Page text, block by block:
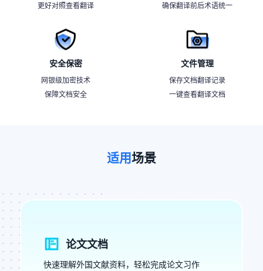
更好对照查看翻译
确保翻译前后术语统一
安全保密
网银级加密技术
保障文档安全
文件管理
保存文档翻译记录
一键查看翻译文档
适用场景
论文文档
快速理解外国文献资料，轻松完成论文习作